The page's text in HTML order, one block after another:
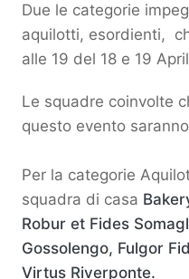
Due le categorie
aquilotti, esordienti,
alle 19 del 18 e 19
Le squadre coinvolte
questo evento
Per la categorie
squadra di casa
Robur et Fides
Gossolengo, Fulgor
Virtus Riverponte.